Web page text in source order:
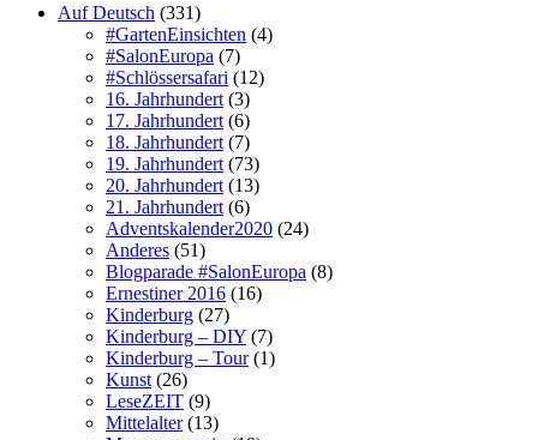
Auf Deutsch (331)
#GartenEinsichten (4)
#SalonEuropa (7)
#Schlössersafari (12)
16. Jahrhundert (3)
17. Jahrhundert (6)
18. Jahrhundert (7)
19. Jahrhundert (73)
20. Jahrhundert (13)
21. Jahrhundert (6)
Adventskalender2020 (24)
Anderes (51)
Blogparade #SalonEuropa (8)
Ernestiner 2016 (16)
Kinderburg (27)
Kinderburg – DIY (7)
Kinderburg – Tour(1)
Kunst (26)
LeseZEIT (9)
Mittelalter(13)